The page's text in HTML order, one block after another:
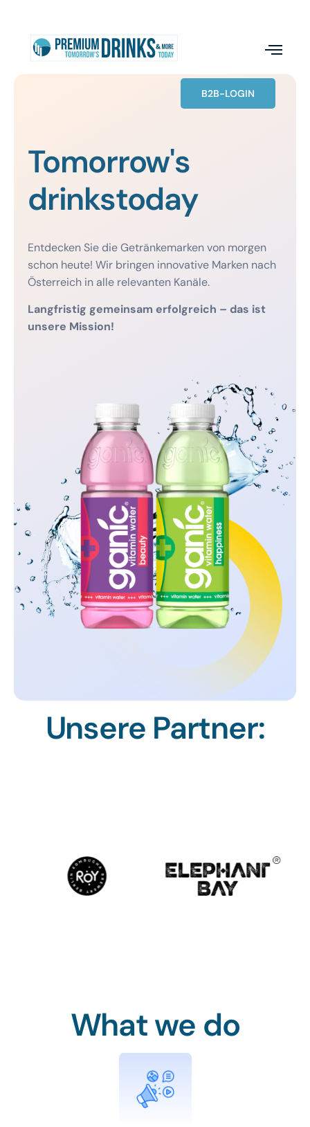
B2B-LOGIN
Tomorrow's
drinkstoday
Entdecken Sie die Getränkemarken von morgen
schon heute! Wir bringen innovative Marken nach
Österreich in alle relevanten Kanäle.
Langfristig gemeinsam erfolgreich – das ist
unsere Mission!
Unsere Partner:
What we do